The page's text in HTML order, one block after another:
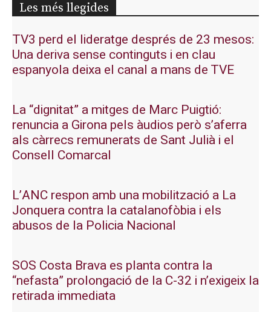
Les més llegides
TV3 perd el lideratge després de 23 mesos:
Una deriva sense continguts i en clau
espanyola deixa el canal a mans de TVE
La “dignitat” a mitges de Marc Puigtió:
renuncia a Girona pels àudios però s’aferra
als càrrecs remunerats de Sant Julià i el
Consell Comarcal
L’ANC respon amb una mobilització a La
Jonquera contra la catalanofòbia i els
abusos de la Policia Nacional
SOS Costa Brava es planta contra la
“nefasta” prolongació de la C-32 i n’exigeix la
retirada immediata